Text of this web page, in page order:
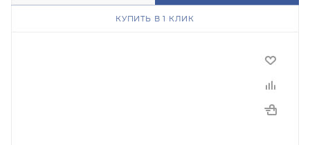
КУПИТЬ В 1 КЛИК